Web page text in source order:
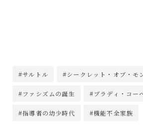
#サルトル #シークレット・オブ・モ
#ファシズムの誕生 #ブラディ・コー
#指導者の幼少時代 #機能不全家族